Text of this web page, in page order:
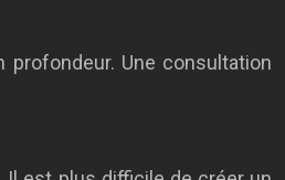
Une consultation